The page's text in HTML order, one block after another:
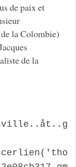
de paix et
la Colombie)
de la